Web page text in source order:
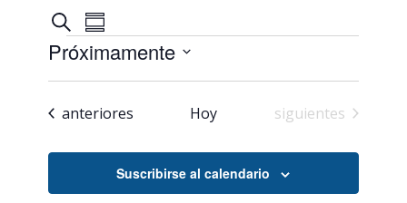
Navegación
de
búsqueda
y
vistas
de
Eventos
BuscarNavegación
de
vistas
de
Resumen
Eventos
Próximamente
Seleccionar
Eventos
anteriores Hoy Eventos
siguientes
Suscribirse al calendario